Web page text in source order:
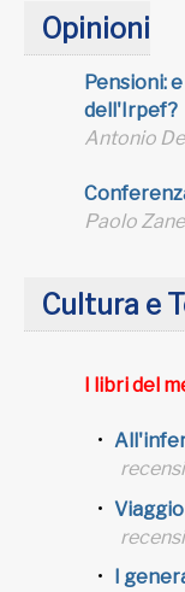
Opinioni
Pensioni:
dell'Irpef?
Antonio
Paolo
Cultura e
I libri del
I